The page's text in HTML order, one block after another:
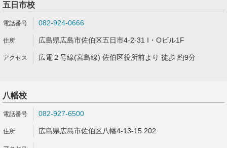
五日市校
082-924-0666
広島県広島市佐伯区五日市4-2-31 I・Oビル1F
広電２号線(宮島線) 佐伯区役所前より 徒歩 約9分
八幡校
082-927-6500
広島県広島市佐伯区八幡4-13-15 202